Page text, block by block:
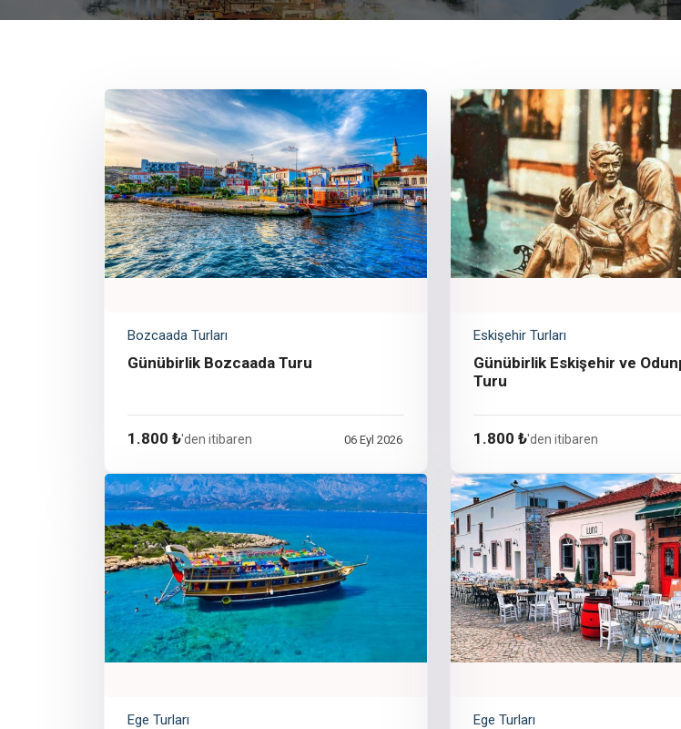
Bozcaada Turları
Günübirlik Bozcaada Turu
1.800 ₺'den itibaren 06 Eyl 2026
Eskişehir Turları
Günübirlik Eskişehir ve
Turu
1.800 ₺'den itibaren
Ege Turları Ege Turları